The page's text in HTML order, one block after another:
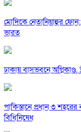
মোদিকে নেতানিয়াহুর
ভারত
ঢাকায় বাসভবনে অগ্নিকাণ্ড,
পাকিস্তানে প্রধান ৩
বিধিনিষেধ